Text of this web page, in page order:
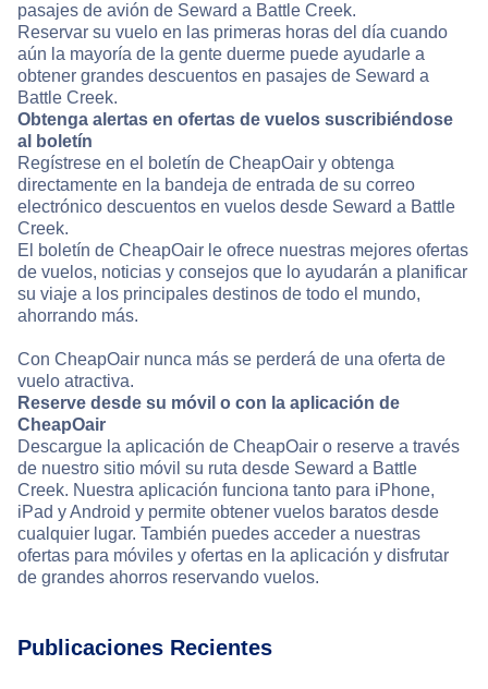
pasajes de avión de Seward a Battle Creek.
Reservar su vuelo en las primeras horas del día cuando
aún la mayoría de la gente duerme puede ayudarle a
obtener grandes descuentos en pasajes de Seward a
Battle Creek.
Obtenga alertas en ofertas de vuelos suscribiéndose
al boletín
Regístrese en el boletín de CheapOair y obtenga
directamente en la bandeja de entrada de su correo
electrónico descuentos en vuelos desde Seward a Battle
Creek.
El boletín de CheapOair le ofrece nuestras mejores ofertas
de vuelos, noticias y consejos que lo ayudarán a planificar
su viaje a los principales destinos de todo el mundo,
ahorrando más.
Con CheapOair nunca más se perderá de una oferta de
vuelo atractiva.
Reserve desde su móvil o con la aplicación de
CheapOair
Descargue la aplicación de CheapOair o reserve a través
de nuestro sitio móvil su ruta desde Seward a Battle
Creek. Nuestra aplicación funciona tanto para iPhone,
iPad y Android y permite obtener vuelos baratos desde
cualquier lugar. También puedes acceder a nuestras
ofertas para móviles y ofertas en la aplicación y disfrutar
de grandes ahorros reservando vuelos.
Publicaciones Recientes